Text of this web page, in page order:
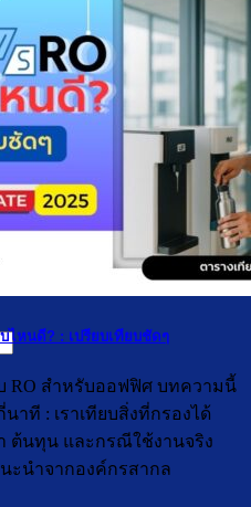
อน กรองในตัว
อน ต่อท่อประปา
ร้อน สแตนเลส
ดเท้าเหยียบ
ไหนดี? : เปรียบเทียบชัดๆ
RO สำหรับออฟฟิศ บทความนี้
าที : เราเทียบสิ่งที่กรองได้
ต้นทุน และกรณีใช้งานจริง
ะนำจากองค์กรสากล